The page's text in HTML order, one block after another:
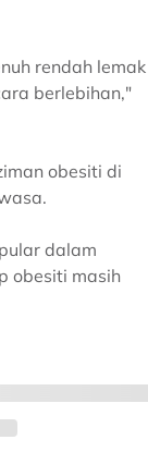
rendah lemak
berlebihan,"
obesiti di
dalam
obesiti masih